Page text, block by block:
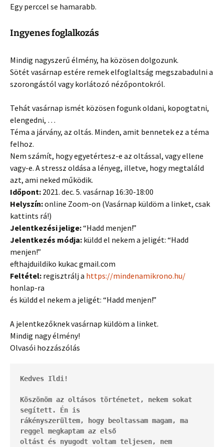
Egy perccel se hamarabb.
Ingyenes foglalkozás
Mindig nagyszerű élmény, ha közösen dolgozunk.
Sötét vasárnap estére remek elfoglaltság megszabadulni a
szorongástól vagy korlátozó nézőpontokról.
Tehát vasárnap ismét közösen fogunk oldani, kopogtatni,
elengedni, …
Téma a járvány, az oltás. Minden, amit bennetek ez a téma
felhoz.
Nem számít, hogy egyetértesz-e az oltással, vagy ellene
vagy-e. A stressz oldása a lényeg, illetve, hogy megtaláld
azt, ami neked működik.
Időpont: 2021. dec. 5. vasárnap 16:30-18:00
Helyszín:online Zoom-on (Vasárnap küldöm a linket, csak
kattints rá!)
Jelentkezési jelige:“Hadd menjen!”
Jelentkezés módja: küldd el nekem a jeligét: “Hadd
menjen!”
efthajduildiko kukac gmail.com
Feltétel: regisztrálj a https://mindenamikrono.hu/
honlap-ra
és küldd el nekem a jeligét: “Hadd menjen!”
A jelentkezőknek vasárnap küldöm a linket.
Mindig nagy élmény!
Olvasói hozzászólás
Kedves Ildi!
Köszönöm az oltásos történetet, nekem sokat
segített. Én is
rákényszerültem, hogy beoltassam magam, ma
reggel megkaptam az első
oltást és nyugodt voltam teljesen, nem